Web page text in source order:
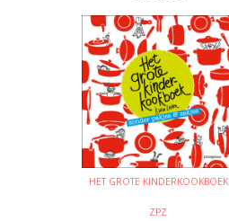
HET GROTE KINDERKOOKBOEK
ZPZ